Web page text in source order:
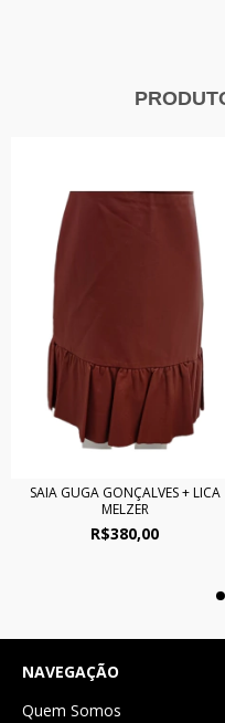
SAIA GUGA GONÇALVES + LICA
MELZER
R$380,00
NAVEGAÇÃO
Quem Somos